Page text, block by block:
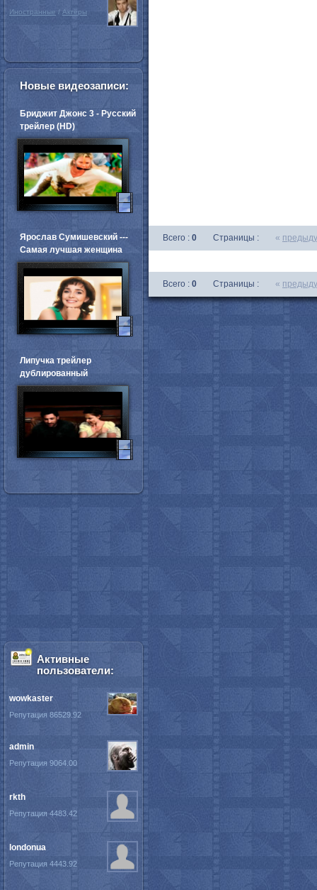
Всего : 0 Страницы : «
Всего : 0 Страницы : «
Иностранные / Актёры
Новые видеозаписи:
Бриджит Джонс 3 - Русский
трейлер (HD)
Ярослав Сумишевский ---
Самая лучшая женщина
Липучка трейлер
дублированный
Активные
пользователи:
wowkaster
Репутация 86529.92
admin
Репутация 9064.00
rkth
Репутация 4483.42
londonua
Репутация 4443.92